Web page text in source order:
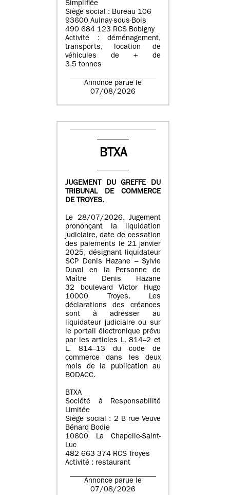
Simplifiée
Siège social : Bureau 106
93600 Aulnay-sous-Bois
490 684 123 RCS Bobigny
Activité : déménagement,
transports, location de
véhicules de + de
3.5 tonnes
Annonce parue le
07/08/2026
BTXA
JUGEMENT DU GREFFE DU
TRIBUNAL DE COMMERCE
DE TROYES.
Le 28/07/2026. Jugement
prononçant la liquidation
judiciaire, date de cessation
des paiements le 21 janvier
2025, désignant liquidateur
SCP Denis Hazane – Sylvie
Duval en la Personne de
Maître Denis Hazane
32 boulevard Victor Hugo
10000 Troyes. Les
déclarations des créances
sont à adresser au
liquidateur judiciaire ou sur
le portail électronique prévu
par les articles L. 814–2 et
L. 814–13 du code de
commerce dans les deux
mois de la publication au
BODACC.
BTXA
Société à Responsabilité
Limitée
Siège social : 2 B rue Veuve
Bénard Bodie
10600 La Chapelle-Saint-
Luc
482 663 374 RCS Troyes
Activité : restaurant
Annonce parue le
07/08/2026